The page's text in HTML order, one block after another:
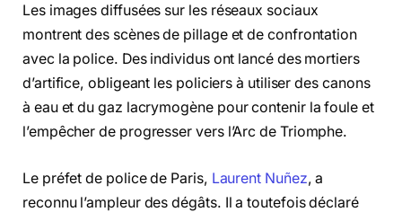
Les images diffusées sur les réseaux sociaux
montrent des scènes de pillage et de confrontation
avec la police. Des individus ont lancé des mortiers
d’artifice, obligeant les policiers à utiliser des canons
à eau et du gaz lacrymogène pour contenir la foule et
l’empêcher de progresser vers l’Arc de Triomphe.
Le préfet de police de Paris, Laurent Nuñez, a
reconnu l’ampleur des dégâts. Il a toutefois déclaré